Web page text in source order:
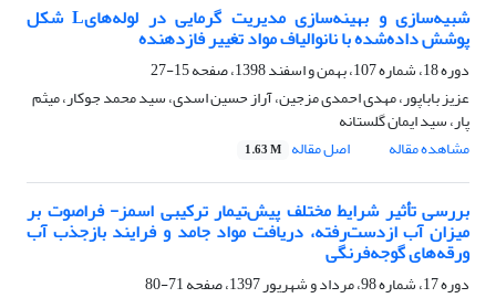
شبیه‌سازی و بهینه‌سازی مدیریت گرمایی در لوله‌هایL شکل
پوشش داده‌شده با نانوالیاف مواد تغییر فازدهنده
دوره 18، شماره 107، بهمن و اسفند 1398، صفحه
15-27
عزیز باباپور، مهدی احمدی مزجین، آراز حسین اسدی، سید محمد جوکار، میثم
پار، سید ایمان گلستانه
مشاهده مقاله
اصل مقاله 1.63 M
بررسی تأثیر شرایط مختلف پیش‌تیمار ترکیبی اسمز- فراصوت بر
میزان آب ازدست‌رفته، دریافت مواد جامد و فرایند بازجذب آب
ورقه‌های گوجه‌فرنگی
دوره 17، شماره 98، مرداد و شهریور 1397، صفحه
71-80